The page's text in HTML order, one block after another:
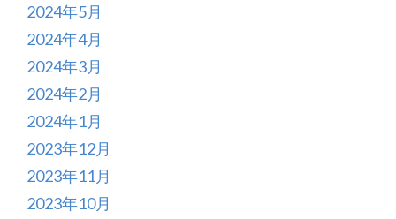
2024年5月
2024年4月
2024年3月
2024年2月
2024年1月
2023年12月
2023年11月
2023年10月